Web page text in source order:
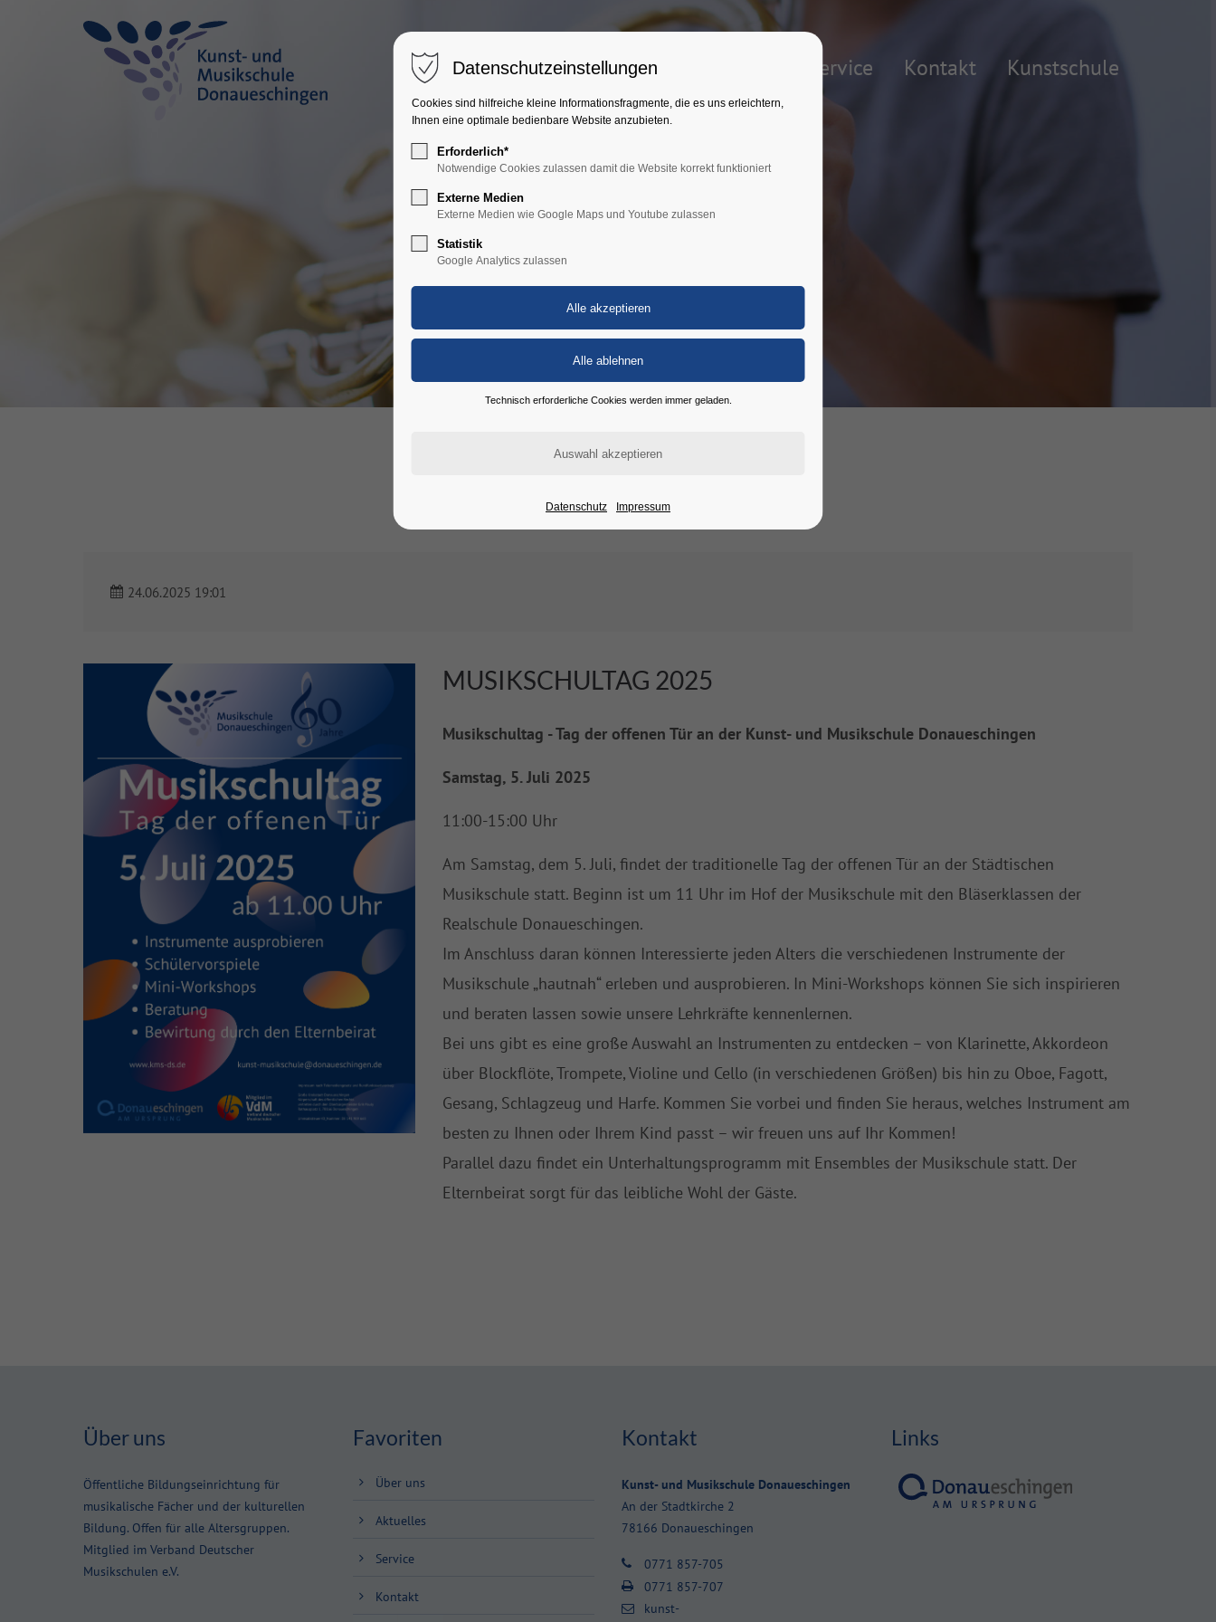
Login
Benutzername
Support
Lorem ipsum dolor sit amet:
24h/ 365days
We offer support for our customers
Mon - Fri 8:00am - 5:00pm
(GMT +1)
Cybersteel Inc.
376-293 City Road, Suite 600
+44 1234 567 890
Über uns Angebot Service Kontakt Kunstschule
24.06.2025 19:01
MUSIKSCHULTAG 2025
Musikschultag - Tag der offenen Tür an der Kunst- und Musikschule Donaueschingen
Samstag, 5. Juli 2025
11:00-15:00 Uhr
Am Samstag, dem 5. Juli, findet der traditionelle Tag der offenen Tür an der Städtischen
Musikschule statt. Beginn ist um 11 Uhr im Hof der Musikschule mit den Bläserklassen der
Realschule Donaueschingen.
Im Anschluss daran können Interessierte jeden Alters die verschiedenen Instrumente der
Musikschule „hautnah“ erleben und ausprobieren. In Mini-Workshops können Sie sich inspirieren
und beraten lassen sowie unsere Lehrkräfte kennenlernen.
Bei uns gibt es eine große Auswahl an Instrumenten zu entdecken – von Klarinette, Akkordeon
über Blockflöte, Trompete, Violine und Cello (in verschiedenen Größen) bis hin zu Oboe, Fagott,
Gesang, Schlagzeug und Harfe. Kommen Sie vorbei und finden Sie heraus, welches Instrument am
besten zu Ihnen oder Ihrem Kind passt – wir freuen uns auf Ihr Kommen!
Parallel dazu findet ein Unterhaltungsprogramm mit Ensembles der Musikschule statt. Der
Elternbeirat sorgt für das leibliche Wohl der Gäste.
Über uns
Öffentliche Bildungseinrichtung für
musikalische Fächer und der kulturellen
Bildung. Offen für alle Altersgruppen.
Mitglied im Verband Deutscher
Musikschulen e.V.
Favoriten
Über uns
Aktuelles
Service
Kontakt
Kontakt
Kunst- und Musikschule Donaueschingen
An der Stadtkirche 2
78166 Donaueschingen
0771 857-705
0771 857-707
kunst-
Links
Datenschutzeinstellungen
Cookies sind hilfreiche kleine Informationsfragmente, die es uns erleichtern,
Ihnen eine optimale bedienbare Website anzubieten.
Erforderlich*
Notwendige Cookies zulassen damit die Website korrekt funktioniert
Externe Medien
Externe Medien wie Google Maps und Youtube zulassen
Statistik
Google Analytics zulassen
Technisch erforderliche Cookies werden immer geladen.
Datenschutz Impressum